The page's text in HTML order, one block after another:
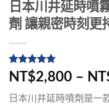
日本川井延時噴
劑 讓親密時刻更
評分5/
5，已有
5
位
顧客進行評
分
NT$2,800 –
日本川井延時噴劑是一